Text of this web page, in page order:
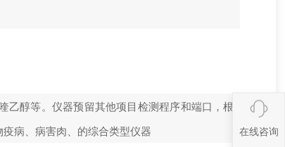
乙醇等。仪器预留其他项目检测程序和端口，根
病、病害肉、的综合类型仪器
在线咨询